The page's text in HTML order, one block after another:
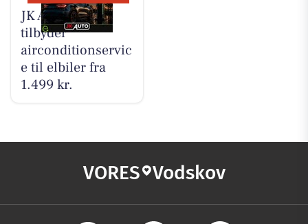
JK Auto ApS
tilbyder
airconditionservic
e til elbiler fra
1.499 kr.
VORES Vodskov